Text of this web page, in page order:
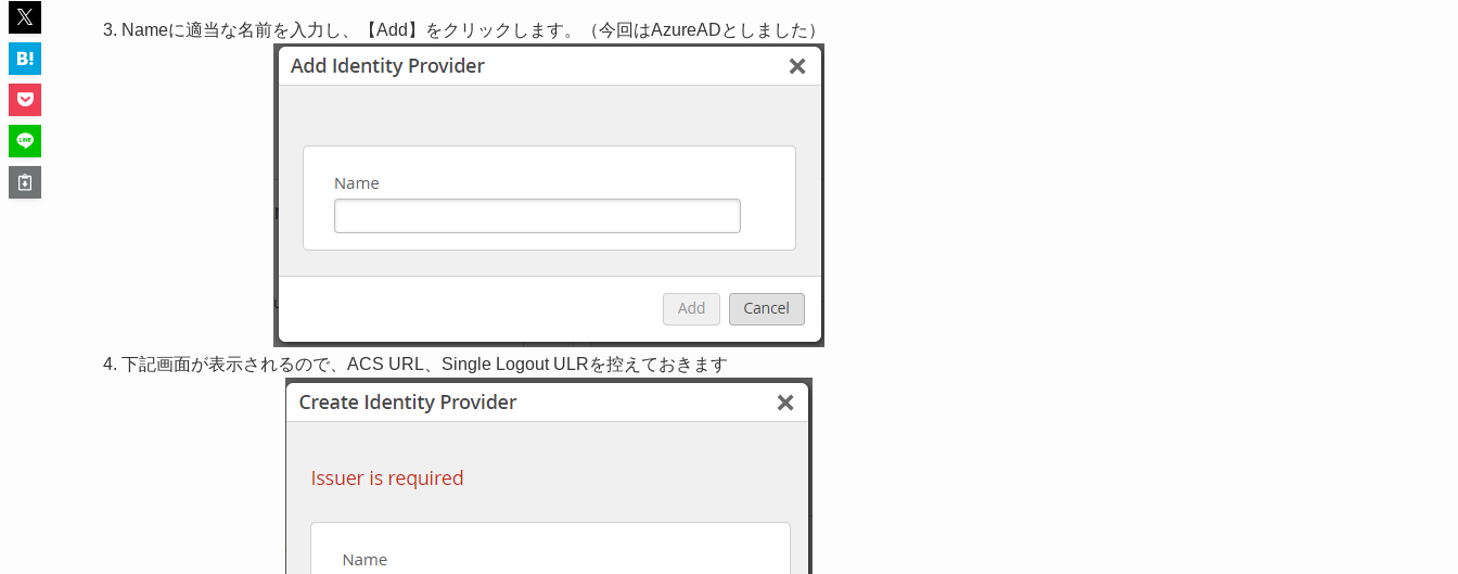
Nameに適当な名前を入力し、【Add】をクリックします。（今回はAzureADとしました）
下記画面が表示されるので、ACS URL、Single Logout ULRを控えておきます